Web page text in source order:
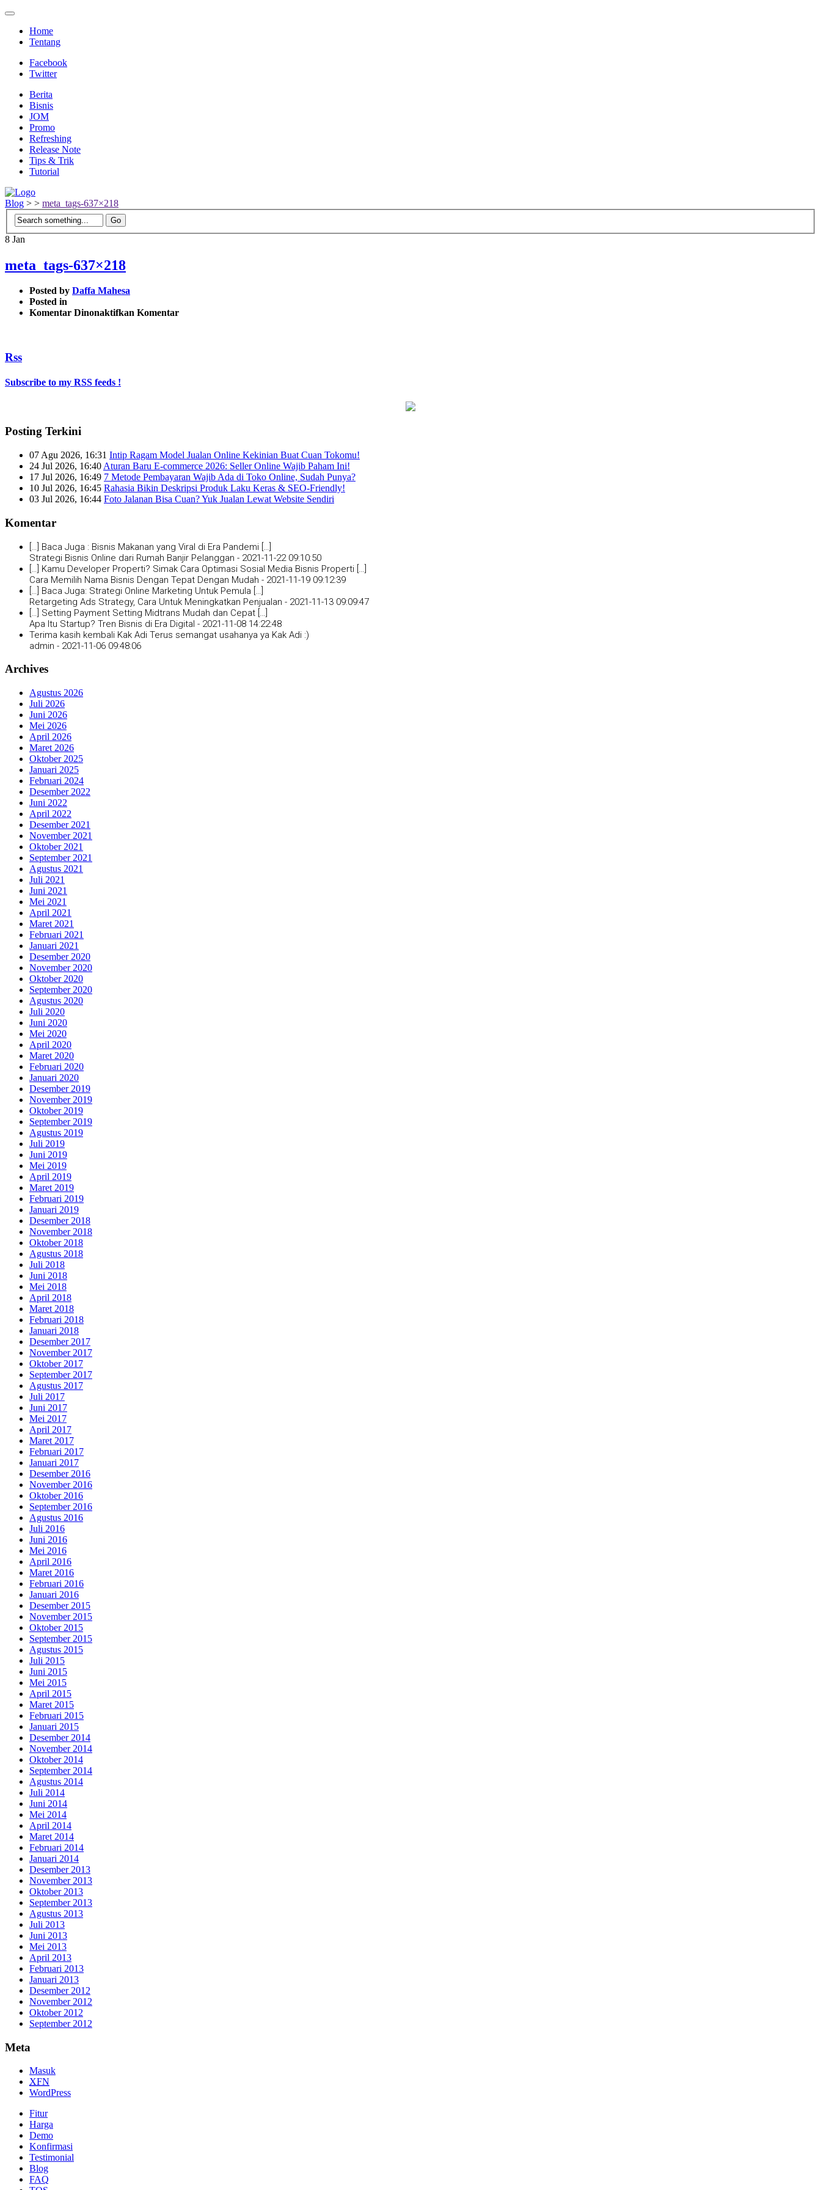
Home
Tentang
Facebook
Twitter
Berita
Bisnis
JOM
Promo
Refreshing
Release Note
Tips & Trik
Tutorial
Blog > > meta_tags-637×218
8 Jan
meta_tags-637×218
Posted by Daffa Mahesa
Posted in
Komentar Dinonaktifkan pada
Komentar
Rss
Subscribe to my RSS feeds !
Posting Terkini
07 Agu 2026, 16:31 Intip Ragam Model Jualan Online Kekinian Buat Cuan Tokomu!
24 Jul 2026, 16:40 Aturan Baru E-commerce 2026: Seller Online Wajib Paham Ini!
17 Jul 2026, 16:49 7 Metode Pembayaran Wajib Ada di Toko Online, Sudah Punya?
10 Jul 2026, 16:45 Rahasia Bikin Deskripsi Produk Laku Keras & SEO-Friendly!
03 Jul 2026, 16:44 Foto Jalanan Bisa Cuan? Yuk Jualan Lewat Website Sendiri
Komentar
[…] Baca Juga : Bisnis Makanan yang Viral di Era Pandemi […]
Strategi Bisnis Online dari Rumah Banjir Pelanggan - 2021-11-22 09:10:50
[…] Kamu Developer Properti? Simak Cara Optimasi Sosial Media Bisnis Properti […]
Cara Memilih Nama Bisnis Dengan Tepat Dengan Mudah - 2021-11-19 09:12:39
[…] Baca Juga: Strategi Online Marketing Untuk Pemula […]
Retargeting Ads Strategy, Cara Untuk Meningkatkan Penjualan - 2021-11-13 09:09:47
[…] Setting Payment Setting Midtrans Mudah dan Cepat […]
Apa Itu Startup? Tren Bisnis di Era Digital - 2021-11-08 14:22:48
Terima kasih kembali Kak Adi Terus semangat usahanya ya Kak Adi :)
admin - 2021-11-06 09:48:06
Archives
Agustus 2026
Juli 2026
Juni 2026
Mei 2026
April 2026
Maret 2026
Oktober 2025
Januari 2025
Februari 2024
Desember 2022
Juni 2022
April 2022
Desember 2021
November 2021
Oktober 2021
September 2021
Agustus 2021
Juli 2021
Juni 2021
Mei 2021
April 2021
Maret 2021
Februari 2021
Januari 2021
Desember 2020
November 2020
Oktober 2020
September 2020
Agustus 2020
Juli 2020
Juni 2020
Mei 2020
April 2020
Maret 2020
Februari 2020
Januari 2020
Desember 2019
November 2019
Oktober 2019
September 2019
Agustus 2019
Juli 2019
Juni 2019
Mei 2019
April 2019
Maret 2019
Februari 2019
Januari 2019
Desember 2018
November 2018
Oktober 2018
Agustus 2018
Juli 2018
Juni 2018
Mei 2018
April 2018
Maret 2018
Februari 2018
Januari 2018
Desember 2017
November 2017
Oktober 2017
September 2017
Agustus 2017
Juli 2017
Juni 2017
Mei 2017
April 2017
Maret 2017
Februari 2017
Januari 2017
Desember 2016
November 2016
Oktober 2016
September 2016
Agustus 2016
Juli 2016
Juni 2016
Mei 2016
April 2016
Maret 2016
Februari 2016
Januari 2016
Desember 2015
November 2015
Oktober 2015
September 2015
Agustus 2015
Juli 2015
Juni 2015
Mei 2015
April 2015
Maret 2015
Februari 2015
Januari 2015
Desember 2014
November 2014
Oktober 2014
September 2014
Agustus 2014
Juli 2014
Juni 2014
Mei 2014
April 2014
Maret 2014
Februari 2014
Januari 2014
Desember 2013
November 2013
Oktober 2013
September 2013
Agustus 2013
Juli 2013
Juni 2013
Mei 2013
April 2013
Februari 2013
Januari 2013
Desember 2012
November 2012
Oktober 2012
September 2012
Meta
Masuk
XFN
WordPress
Fitur
Harga
Demo
Konfirmasi
Testimonial
Blog
FAQ